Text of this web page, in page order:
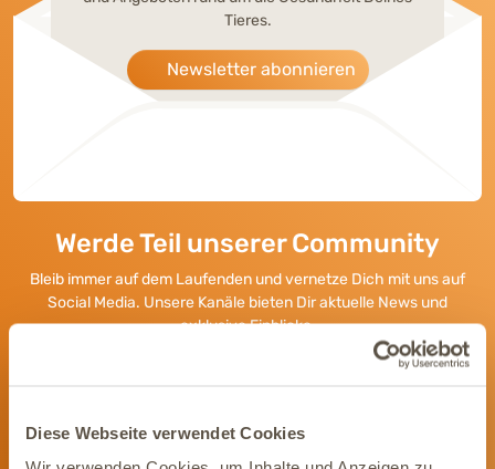
Diese Webseite verwendet Cookies
Tieres.
Newsletter abonnieren
Werde Teil unserer Community
Bleib immer auf dem Laufenden und vernetze Dich mit uns auf
Social Media. Unsere Kanäle bieten Dir aktuelle News und
exklusive Einblicke.